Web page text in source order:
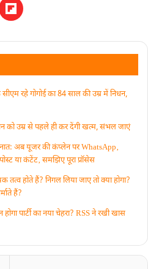
रहे गोगोई का 84 साल की उम्र में निधन,
को उम्र से पहले ही कर देंगी खत्म, संभल जाएं
अब यूजर की कंप्लेन पर WhatsApp‚
या कंटेंट‚ समझिए पूरा प्रॉसेस
तत्व होते हैं? निगल लिया जाए तो क्या होगा?
हैं?
पार्टी का नया चेहरा? RSS ने रखी खास